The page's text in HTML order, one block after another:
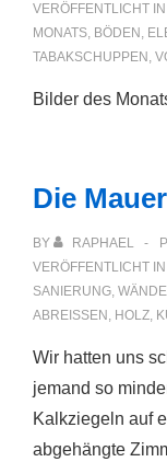
VERÖFFENTLICHT IN
MONATS, BÖDEN ,
TABAKSCHUPPEN ,
Bilder des
Die
BY RAPHAEL
VERÖFFENTLICHT IN
SANIERUNG, WÄNDE
ABREISSEN
, HOLZ,
Wir hatten uns
jemand so
Kalkziegeln auf
abgehängte